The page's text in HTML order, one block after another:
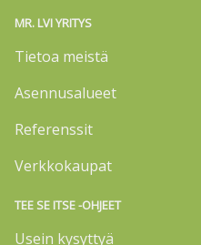
MR. LVI YRITYS
Tietoa meistä
Asennusalueet
Referenssit
Verkkokaupat
TEE SE ITSE -OHJEET
Usein kysyttyä